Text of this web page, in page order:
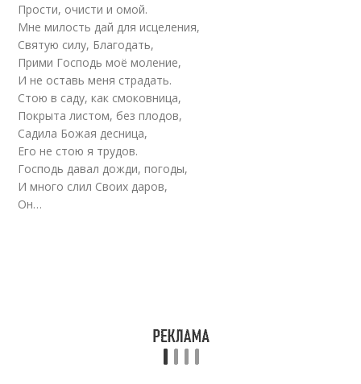
Прости, очисти и омой.
Мне милость дай для исцеления,
Святую силу, Благодать,
Прими Господь моё моление,
И не оставь меня страдать.
Стою в саду, как смоковница,
Покрыта листом, без плодов,
Садила Божая десница,
Его не стою я трудов.
Господь давал дожди, погоды,
И много слил Своих даров,
Он…